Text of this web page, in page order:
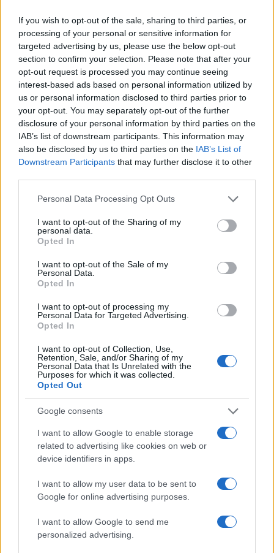
If you wish to opt-out of the sale, sharing to third parties, or
processing of your personal or sensitive information for
targeted advertising by us, please use the below opt-out
section to confirm your selection. Please note that after your
opt-out request is processed you may continue seeing
interest-based ads based on personal information utilized by
us or personal information disclosed to third parties prior to
your opt-out. You may separately opt-out of the further
disclosure of your personal information by third parties on the
IAB’s list of downstream participants. This information may
also be disclosed by us to third parties on the IAB’s List of
Downstream Participants that may further disclose it to other
Please note that this website/app uses one or more Google
not limited to your visit or usage behaviour. You may click to
grant or deny consent to Google and its third-party tags to
use your data for below specified purposes in below Google
consent section.
Personal Data Processing Opt Outs
I want to opt-out of the Sharing of my
personal data.
Opted In
I want to opt-out of the Sale of my
Personal Data.
Opted In
I want to opt-out of processing my
Personal Data for Targeted Advertising.
Opted In
I want to opt-out of Collection, Use,
Retention, Sale, and/or Sharing of my
Personal Data that Is Unrelated with the
Purposes for which it was collected.
Opted Out
Google consents
I want to allow Google to enable storage
related to advertising like cookies on web or
device identifiers in apps.
I want to allow my user data to be sent to
Google for online advertising purposes.
I want to allow Google to send me
personalized advertising.
NEWS E ATTUALITÀ
ICA Milano presenta mostre, concerti e letture per
Matteo Pellegrino · 6 Ago 2026